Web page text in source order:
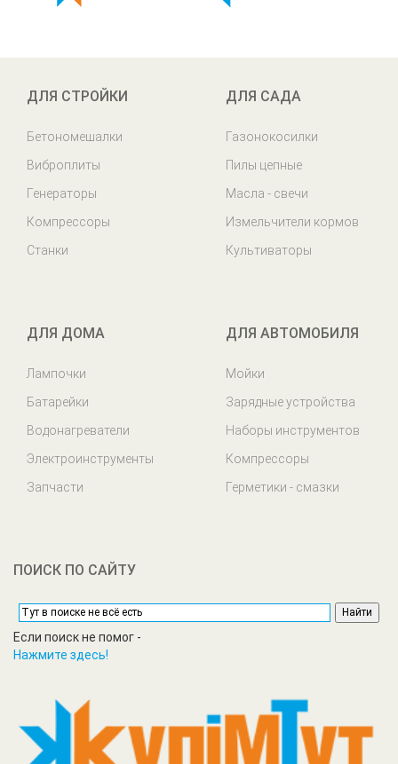
ДЛЯ СТРОЙКИ
Бетономешалки
Виброплиты
Генераторы
Компрессоры
Станки
ДЛЯ САДА
Газонокосилки
Пилы цепные
Масла - свечи
Измельчители кормов
Культиваторы
ДЛЯ ДОМА
Лампочки
Батарейки
Водонагреватели
Электроинструменты
Запчасти
ДЛЯ АВТОМОБИЛЯ
Мойки
Зарядные устройства
Наборы инструментов
Компрессоры
Герметики - смазки
ПОИСК ПО САЙТУ
Если поиск не помог -
Нажмите здесь!